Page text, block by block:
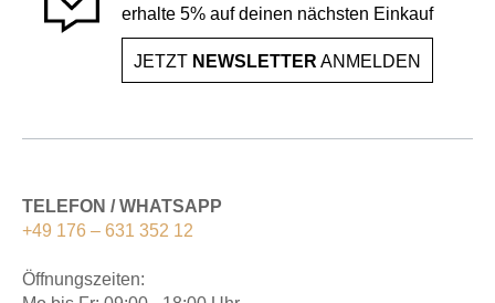
erhalte 5% auf deinen nächsten Einkauf
JETZT NEWSLETTER ANMELDEN
TELEFON / WHATSAPP
+49 176 – 631 352 12
Öffnungszeiten: